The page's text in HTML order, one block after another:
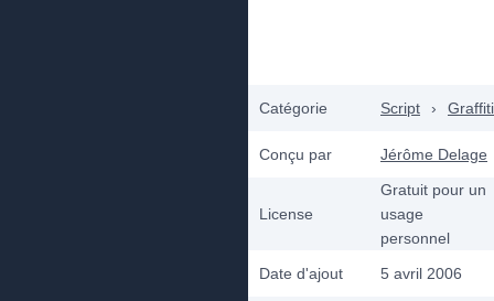
Catégorie Script › Graffiti
Conçu par Jérôme Delage
License
Gratuit pour un
usage
personnel
Date d'ajout
5 avril 2006